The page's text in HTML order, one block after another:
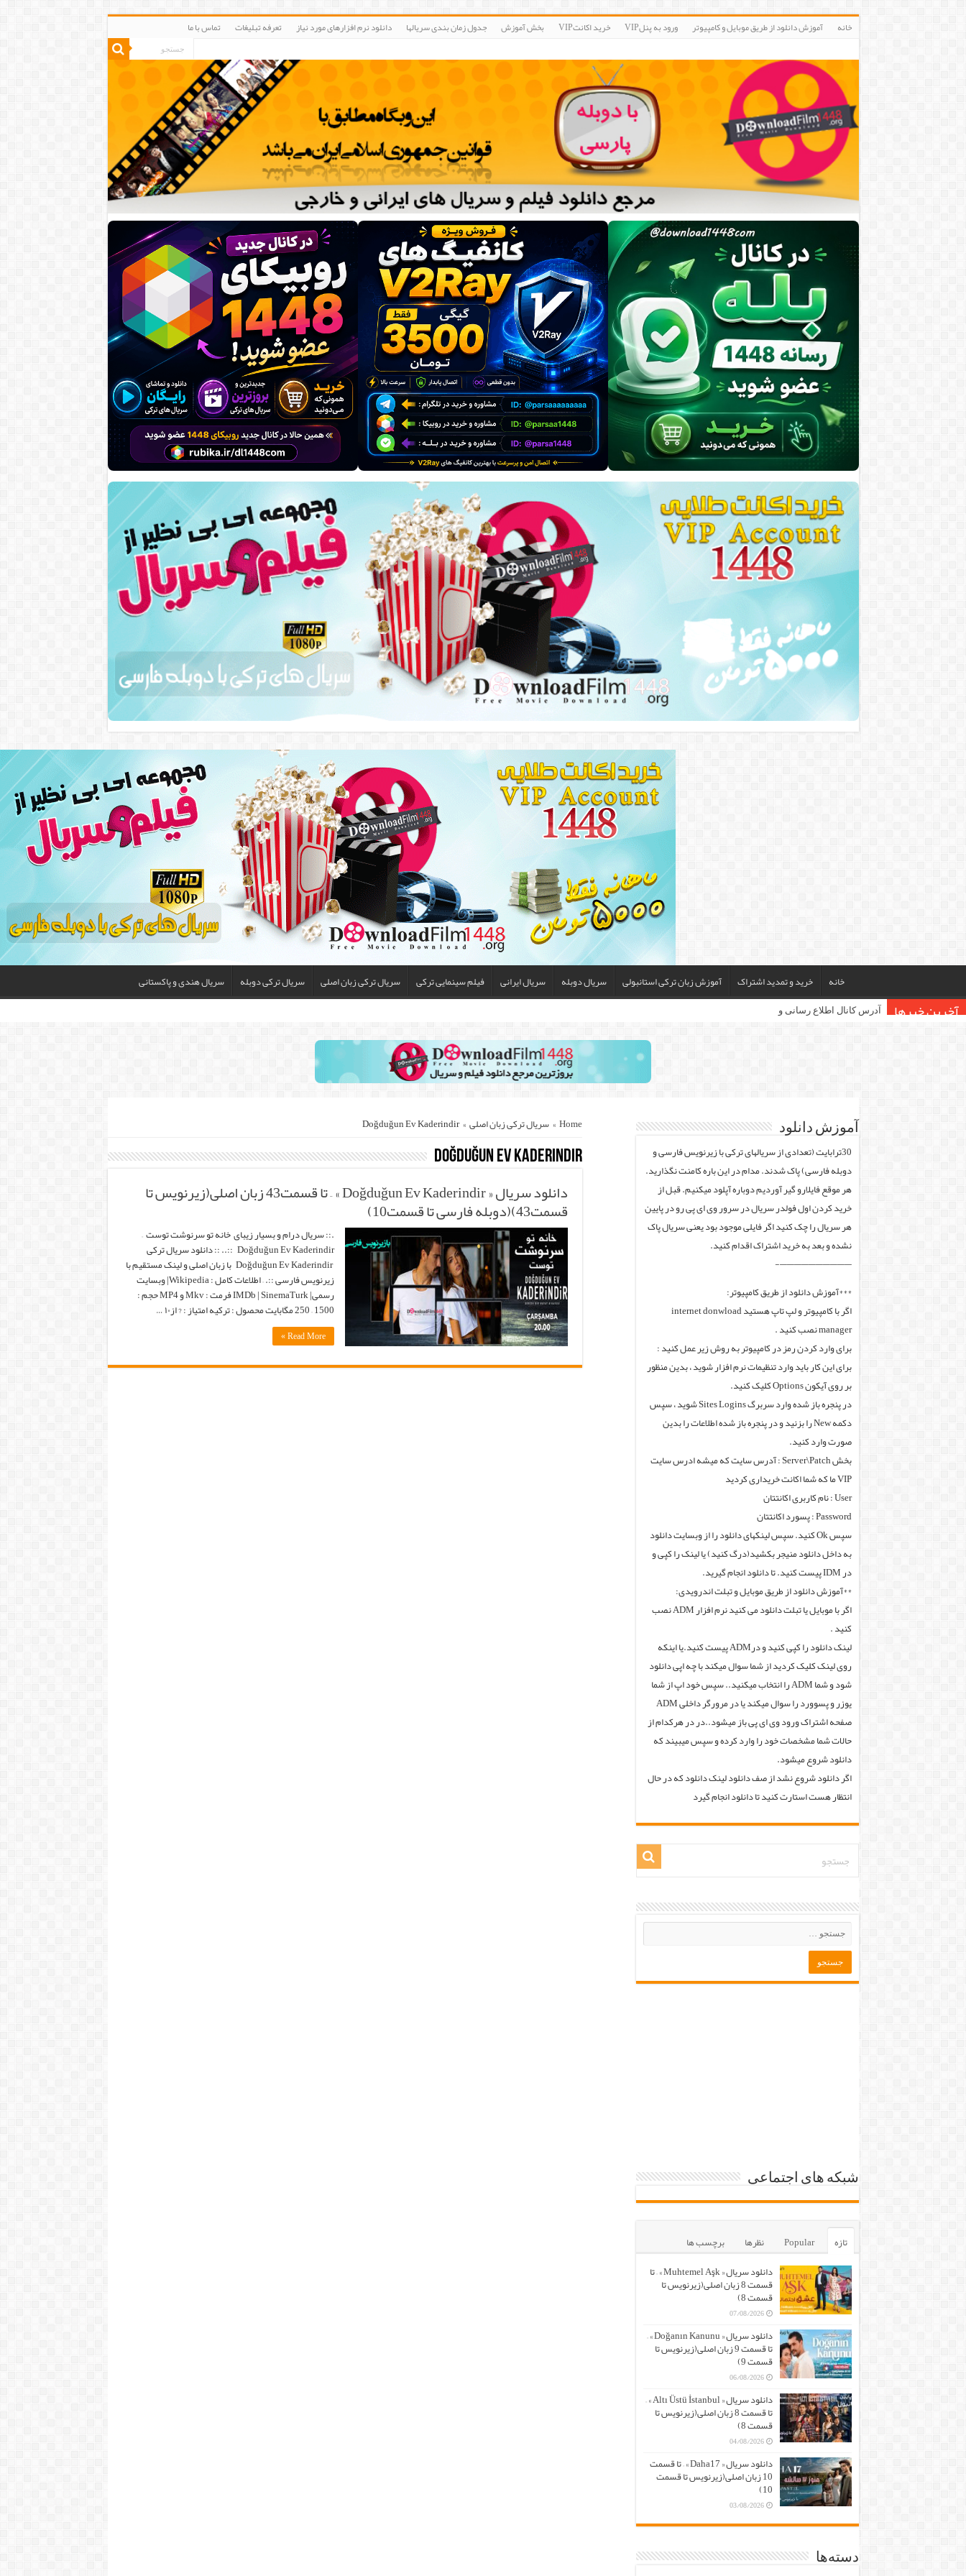
خانه آموزش دانلود از طریق موبایل و کامپیوتر ورود به پنلVIP خرید اکانتVIP بخش آموزش جدول زمان بندی سریالها دانلود نرم افزارهای مورد نیاز تعرفه تبلیغات تماس با ما
خانه خرید و تمدید اشتراک آموزش زبان ترکی استانبولی سریال دوبله سریال ایرانی فیلم سینمایی ترکی سریال ترکی زبان اصلی سریال ترکی دوبله سریال هندی و پاکستانی
آخرین خبرها آدرس کانال اطلاع رسانی وبسایت: Telegram.me/Mohafez_1448
Home
» سریال ترکی زبان اصلی »
Doğduğun Ev Kaderindir
Doğduğun Ev Kaderindir
دانلود سریال « Doğduğun Ev Kaderindir » – تا قسمت43 زبان اصلی(زیرنویس تا
قسمت43)(دوبله فارسی تا قسمت10)
.:: سریال درام و بسیار زیبای خانه تو سرنوشت توست –
Doğduğun Ev Kaderindir ::.. :: دانلود سریال ترکی
Doğduğun Ev Kaderindir با زبان اصلی و لینک مستقیم با
زیرنویس فارسی ::. – اطلاعات کامل : Wikipedia| وبسایت
رسمی| IMDb | SinemaTurk فرمت : Mkv و MP4 حجم :
1500 – 250 مگابایت محصول : ترکیه امتیاز : ? از۱۰ …
Read More »
آموزش دانلود
30ترابایت (تعدادی از سریالهای ترکی با زیرنویس فارسی و
دوبله فارسی) پاک شدند. مدام در این باره کامنت نگذارید.
هر موقع فایلارو گیر آوردیم دوباره آپلود میکنیم. قبل از
خرید کردن اول فولدر سریال در سرور وی ای پی رو در پایین
هر سریال را چک کنید اگر فایلی موجود بود یعنی سریال پاک
نشده و بعد به خرید اشتراک اقدام کنید.
——————————-
***آموزش دانلود از طریق کامپیوتر:
اگر با کامپیوتر و لپ تاپ هستید internet donwload
manager نصب کنید .
برای وارد کردن رمز در کامپیوتر به روش زیر عمل کنید :
برای این کار باید وارد تنظیمات نرم افزار شوید ، بدین منظور
بر روی آیکون Options کلیک کنید.
در پنجره باز شده وارد سربرگ Sites Logins شوید ، سپس
دکمه New را بزنید و در پنجره باز شده اطلاعات را بدین
صورت وارد کنید.
بخش Server\Patch : آدرس سایت که میشه ادرس سایت
VIP ما که شما اکانت خریداری کردید
User : نام کاربری اکانتتان
Password : پسورد اکانتتان
سپس Ok کنید. سپس لینکهای دانلود را از وبسایت دانلود
به داخل دانلود منیجر بکشید(درگ کنید) یا لینک را کپی و
در IDM پیست کنید. تا دانلود انجام گیرید.
**آموزش دانلود از طریق موبایل و تبلت اندرویدی:
اگر با موبایل یا تبلت دانلود می کنید نرم افزار ADM نصب
کنید .
لینک دانلود را کپی کنید و درADM پیست کنید.یا اینکه
روی لینک کلیک کردید از شما سوال میکند با چه اپی دانلود
شود و شما ADM را انتخاب میکنید.. سپس خود اپ از شما
یوزر و پسوورد را سوال میکند یا در مرورگر داخلی ADM
صفحه اشتراک ورود وی ای پی باز میشود..در در هرکدام از
حالات شما مشخصات خود را وارد کرده و سپس میبیند که
دانلود شروع میشود.
اگر دانلود شروع نشد از صف دانلود لینک دانلود که در حال
انتظار هست استارت کنید تا دانلود انجام گیرد
قسمت 8)
07/08/2026
دانلود سریال « Doğanın Kanunu » –
06/08/2026
دانلود سریال « Altı Üstü İstanbul » –
تا قسمت 8 زبان اصلی(زیرنویس تا
قسمت 8)
04/08/2026
دانلود سریال « Daha17 » – تا قسمت
10 زبان اصلی(زیرنویس تا قسمت
10)
03/08/2026
دسته‌ها
Show
3Adam
Beyaz Show
O Ses Türkiye